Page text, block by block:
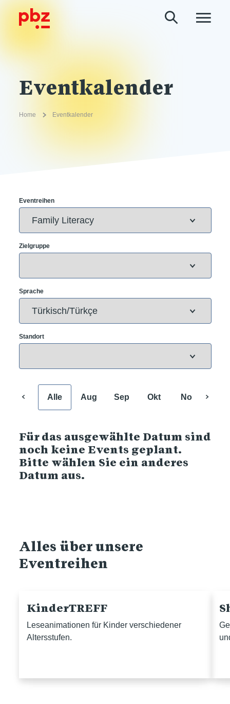
Eventkalender
Home Eventkalender
Eventreihen
Zielgruppe
Sprache
Standort
Alle Aug Sep Okt Nov
Für das ausgewählte Datum sind
noch keine Events geplant.
Bitte wählen Sie ein anderes
Datum aus.
Alles über unsere
Eventreihen
KinderTREFF
Leseanimationen für Kinder verschiedener
Altersstufen.